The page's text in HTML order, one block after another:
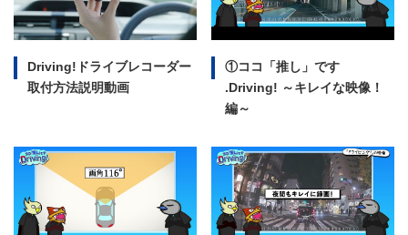
Driving!ドライブレコーダー
取付方法説明動画
①ココ「推し」です
.Driving! ～キレイな映像！
編～